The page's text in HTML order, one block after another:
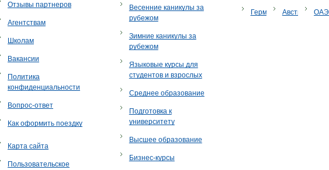
Отзывы партнеров
Агентствам
Школам
Вакансии
Политика
конфиденциальности
Вопрос-ответ
Как оформить поездку
Карта сайта
Пользовательское
Весенние каникулы за
рубежом
Зимние каникулы за
рубежом
Языковые курсы для
студентов и взрослых
Среднее образование
Подготовка к
университету
Высшее образование
Бизнес-курсы
ГерманияАвстрия ОАЭ